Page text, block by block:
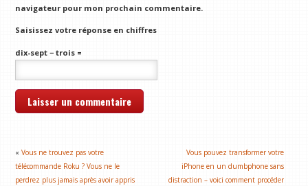
navigateur pour mon prochain commentaire.
Saisissez votre réponse en chiffres
dix-sept − trois =
«Vous ne trouvez pas votre
télécommande Roku ? Vous ne le
perdrez plus jamais après avoir appris
Vous pouvez transformer votre
iPhone en un dumbphone sans
distraction – voici comment procéder